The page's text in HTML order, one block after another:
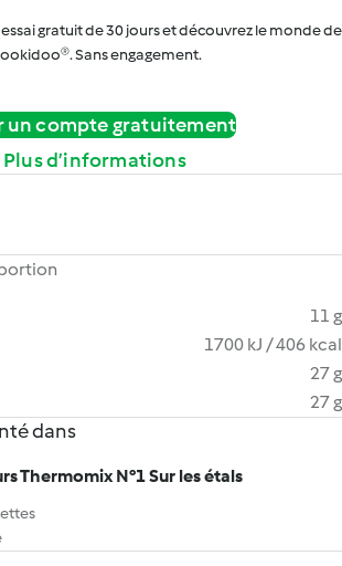
gratuit de 30 jours et découvrez le monde de
Sans engagement.
un compte gratuitement
Plus d’informations
11 g
1700 kJ / 406 kcal
27 g
27 g
dans
Thermomix N°1 Sur les étals